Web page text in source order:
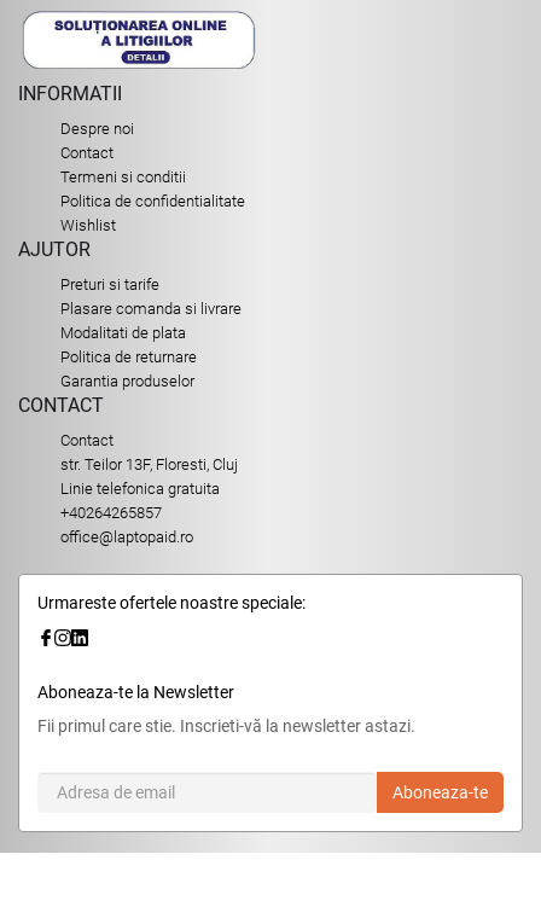
INFORMATII
Despre noi
Contact
Termeni si conditii
Politica de confidentialitate
Wishlist
AJUTOR
Preturi si tarife
Plasare comanda si livrare
Modalitati de plata
Politica de returnare
Garantia produselor
CONTACT
Contact
str. Teilor 13F, Floresti, Cluj
Linie telefonica gratuita
+40264265857
office@laptopaid.ro
Urmareste ofertele noastre speciale:
Aboneaza-te la Newsletter
Fii primul care stie. Inscrieti-vă la newsletter astazi.
Aboneaza-te